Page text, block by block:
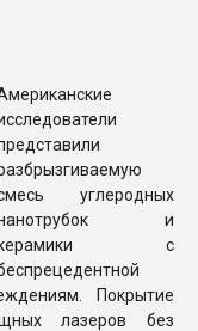
углеродных
и
с
Покрытие
лазеров без